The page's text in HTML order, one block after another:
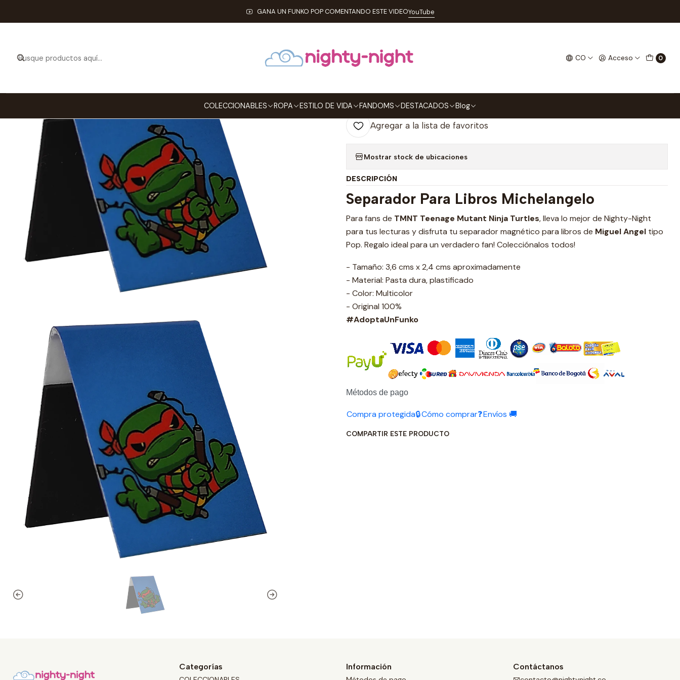
CO Acceso 0
COLECCIONABLES ROPA ESTILO DE VIDA FANDOMS DESTACADOS Blog
GANA UN FUNKO POP COMENTANDO ESTE VIDEOYouTube
SEPARADORES PARA LIBROS Michelangelo Separadores Magnéticos Para Libros
Michelangelo Separadores Magnéticos Para
Libros
Cantidad
Agregar al Carrito Comprar ahora
Agregar a la lista de favoritos
Mostrar stock de ubicaciones
DESCRIPCIÓN
Separador Para Libros Michelangelo
Para fans de TMNT Teenage Mutant Ninja Turtles, lleva lo mejor de Nighty-Night
para tus lecturas y disfruta tu separador magnético para libros de Miguel Angel tipo
Pop. Regalo ideal para un verdadero fan! Colecciónalos todos!
- Tamaño: 3,6 cms x 2,4 cms aproximadamente
- Material: Pasta dura, plastificado
- Color: Multicolor
- Original 100%
#AdoptaUnFunko
Métodos de pago
Compra protegida🔒Cómo comprar❓Envíos 🚚
COMPARTIR ESTE PRODUCTO
Categorías Información Contáctanos